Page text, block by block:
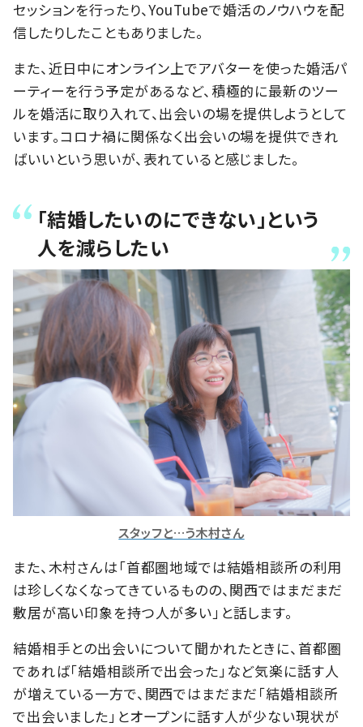
セッションを行ったり、YouTubeで婚活のノウハウを配
信したりしたこともありました。
また、近日中にオンライン上でアバターを使った婚活パ
ーティーを行う予定があるなど、積極的に最新のツー
ルを婚活に取り入れて、出会いの場を提供しようとして
います。コロナ禍に関係なく出会いの場を提供できれ
ばいいという思いが、表れていると感じました。
「結婚したいのにできない」という
人を減らしたい
スタッフと…う木村さん
また、木村さんは「首都圏地域では結婚相談所の利用
は珍しくなくなってきているものの、関西ではまだまだ
敷居が高い印象を持つ人が多い」と話します。
結婚相手との出会いについて聞かれたときに、首都圏
であれば「結婚相談所で出会った」など気楽に話す人
が増えている一方で、関西ではまだまだ「結婚相談所
で出会いました」とオープンに話す人が少ない現状が